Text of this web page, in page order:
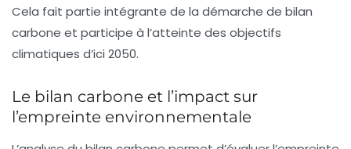
Cela fait partie intégrante de la démarche de bilan
carbone et participe à l’atteinte des objectifs
climatiques d’ici 2050.
Le bilan carbone et l’impact sur
l’empreinte environnementale